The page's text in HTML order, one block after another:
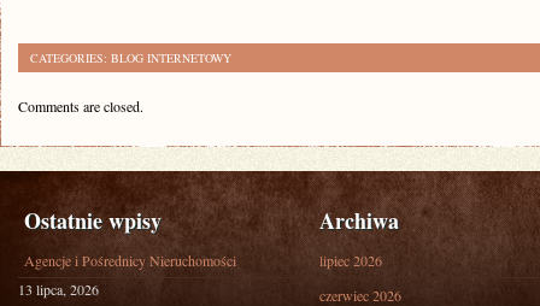
CATEGORIES: BLOG INTERNETOWY
Comments are closed.
Ostatnie wpisy
Agencje i Pośrednicy Nieruchomości
13 lipca, 2026
Archiwa
lipiec 2026
czerwiec 2026